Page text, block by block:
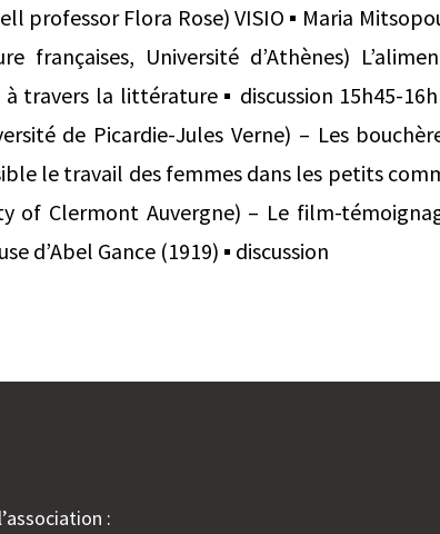
professor Flora Rose) VISIO ▪ Maria
françaises, Université d’Athènes)
travers la littérature ▪ discussion 15h45-16h
de Picardie-Jules Verne) – Les
le travail des femmes dans les petits
of Clermont Auvergne) – Le film-
d’Abel Gance (1919) ▪ discussion
: